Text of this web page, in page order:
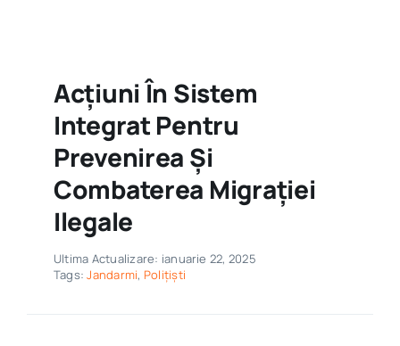
Acțiuni În Sistem
Integrat Pentru
Prevenirea Și
Combaterea Migrației
Ilegale
Ultima Actualizare: ianuarie 22, 2025
Tags:Jandarmi, Polițiști